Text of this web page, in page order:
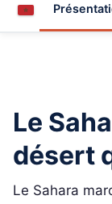
Le
désert
Le Sahara